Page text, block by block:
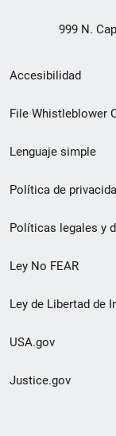
999 N.
Menú
de
de
pie
de
página
Accesibilidad
File Whistleblower
Lenguaje simple
Política de
Políticas legales y
Ley No FEAR
Ley de Libertad de
USA.gov
Justice.gov